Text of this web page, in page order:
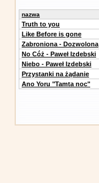
nazwa
Truth to you
Like Before is gone
Zabroniona - Dozwolona
No Cóż - Paweł Izdebski
Niebo - Paweł Izdebski
Przystanki na żądanie
Ano Yoru "Tamta noc"